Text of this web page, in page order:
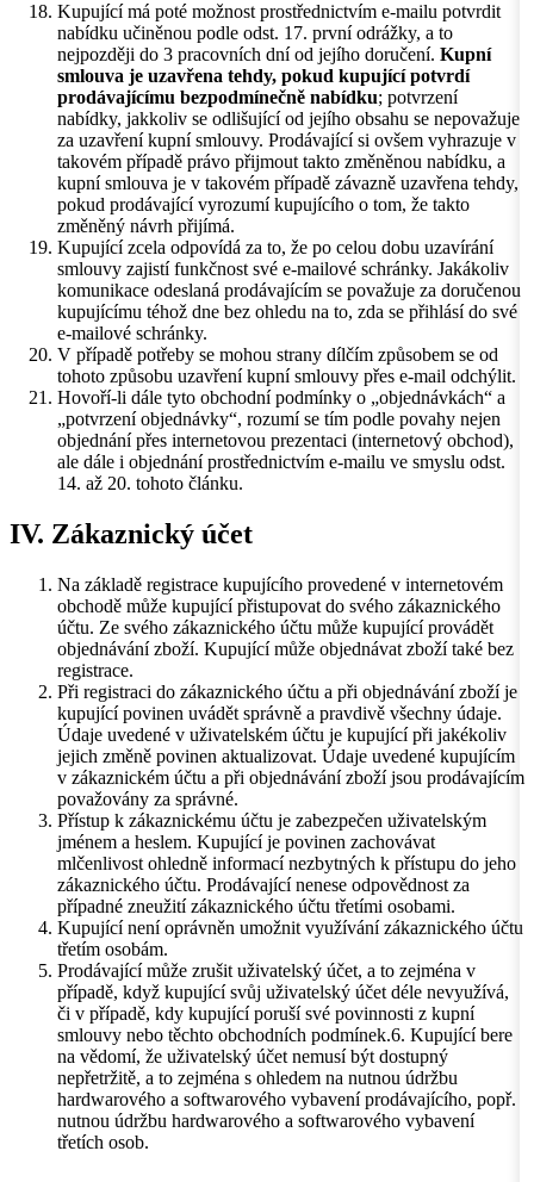
Kupující má poté možnost prostřednictvím e-mailu potvrdit
nabídku učiněnou podle odst. 17. první odrážky, a to
nejpozději do 3 pracovních dní od jejího doručení. Kupní
smlouva je uzavřena tehdy, pokud kupující potvrdí
prodávajícímu bezpodmínečně nabídku; potvrzení
nabídky, jakkoliv se odlišující od jejího obsahu se nepovažuje
za uzavření kupní smlouvy. Prodávající si ovšem vyhrazuje v
takovém případě právo přijmout takto změněnou nabídku, a
kupní smlouva je v takovém případě závazně uzavřena tehdy,
pokud prodávající vyrozumí kupujícího o tom, že takto
změněný návrh přijímá.
Kupující zcela odpovídá za to, že po celou dobu uzavírání
smlouvy zajistí funkčnost své e-mailové schránky. Jakákoliv
komunikace odeslaná prodávajícím se považuje za doručenou
kupujícímu téhož dne bez ohledu na to, zda se přihlásí do své
e-mailové schránky.
V případě potřeby se mohou strany dílčím způsobem se od
tohoto způsobu uzavření kupní smlouvy přes e-mail odchýlit.
Hovoří-li dále tyto obchodní podmínky o „objednávkách“ a
„potvrzení objednávky“, rozumí se tím podle povahy nejen
objednání přes internetovou prezentaci (internetový obchod),
ale dále i objednání prostřednictvím e-mailu ve smyslu odst.
14. až 20. tohoto článku.
IV. Zákaznický účet
Na základě registrace kupujícího provedené v internetovém
obchodě může kupující přistupovat do svého zákaznického
účtu. Ze svého zákaznického účtu může kupující provádět
objednávání zboží. Kupující může objednávat zboží také bez
registrace.
Při registraci do zákaznického účtu a při objednávání zboží je
kupující povinen uvádět správně a pravdivě všechny údaje.
Údaje uvedené v uživatelském účtu je kupující při jakékoliv
jejich změně povinen aktualizovat. Údaje uvedené kupujícím
v zákaznickém účtu a při objednávání zboží jsou prodávajícím
považovány za správné.
Přístup k zákaznickému účtu je zabezpečen uživatelským
jménem a heslem. Kupující je povinen zachovávat
mlčenlivost ohledně informací nezbytných k přístupu do jeho
zákaznického účtu. Prodávající nenese odpovědnost za
případné zneužití zákaznického účtu třetími osobami.
Kupující není oprávněn umožnit využívání zákaznického účtu
třetím osobám.
Prodávající může zrušit uživatelský účet, a to zejména v
případě, když kupující svůj uživatelský účet déle nevyužívá,
či v případě, kdy kupující poruší své povinnosti z kupní
smlouvy nebo těchto obchodních podmínek.6. Kupující bere
na vědomí, že uživatelský účet nemusí být dostupný
nepřetržitě, a to zejména s ohledem na nutnou údržbu
hardwarového a softwarového vybavení prodávajícího, popř.
nutnou údržbu hardwarového a softwarového vybavení
třetích osob.